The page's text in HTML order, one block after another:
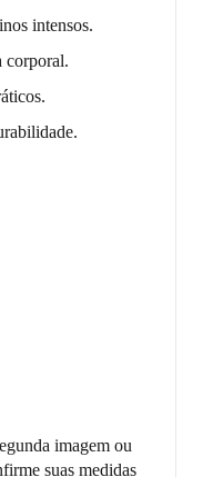
intensos.
corporal.
imagem ou
suas medidas